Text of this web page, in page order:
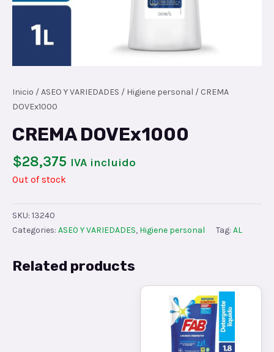
Inicio /ASEO Y VARIEDADES / Higiene personal / CREMA
DOVEx1000
CREMA DOVEx1000
$28,375 IVA incluido
Out of stock
SKU: 13240
Categories: ASEO Y VARIEDADES, Higiene personal Tag: AL
Related products